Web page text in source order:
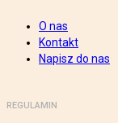
O nas
Kontakt
Napisz do nas
REGULAMIN